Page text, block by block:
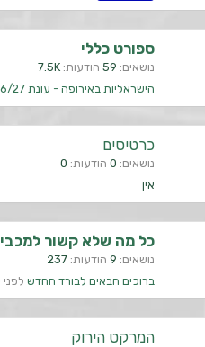
ספורט כללי
נושאים 59 הודעות 7.5K
הישראליות באירופה - עונת 26/27
כרטיסים
נושאים 0 הודעות 0
אין
כל מה שלא קשור למכבי
נושאים 9 הודעות 237
ברוכים הבאים לבורד החדש לפני 30 דקות
המרקט הירוק